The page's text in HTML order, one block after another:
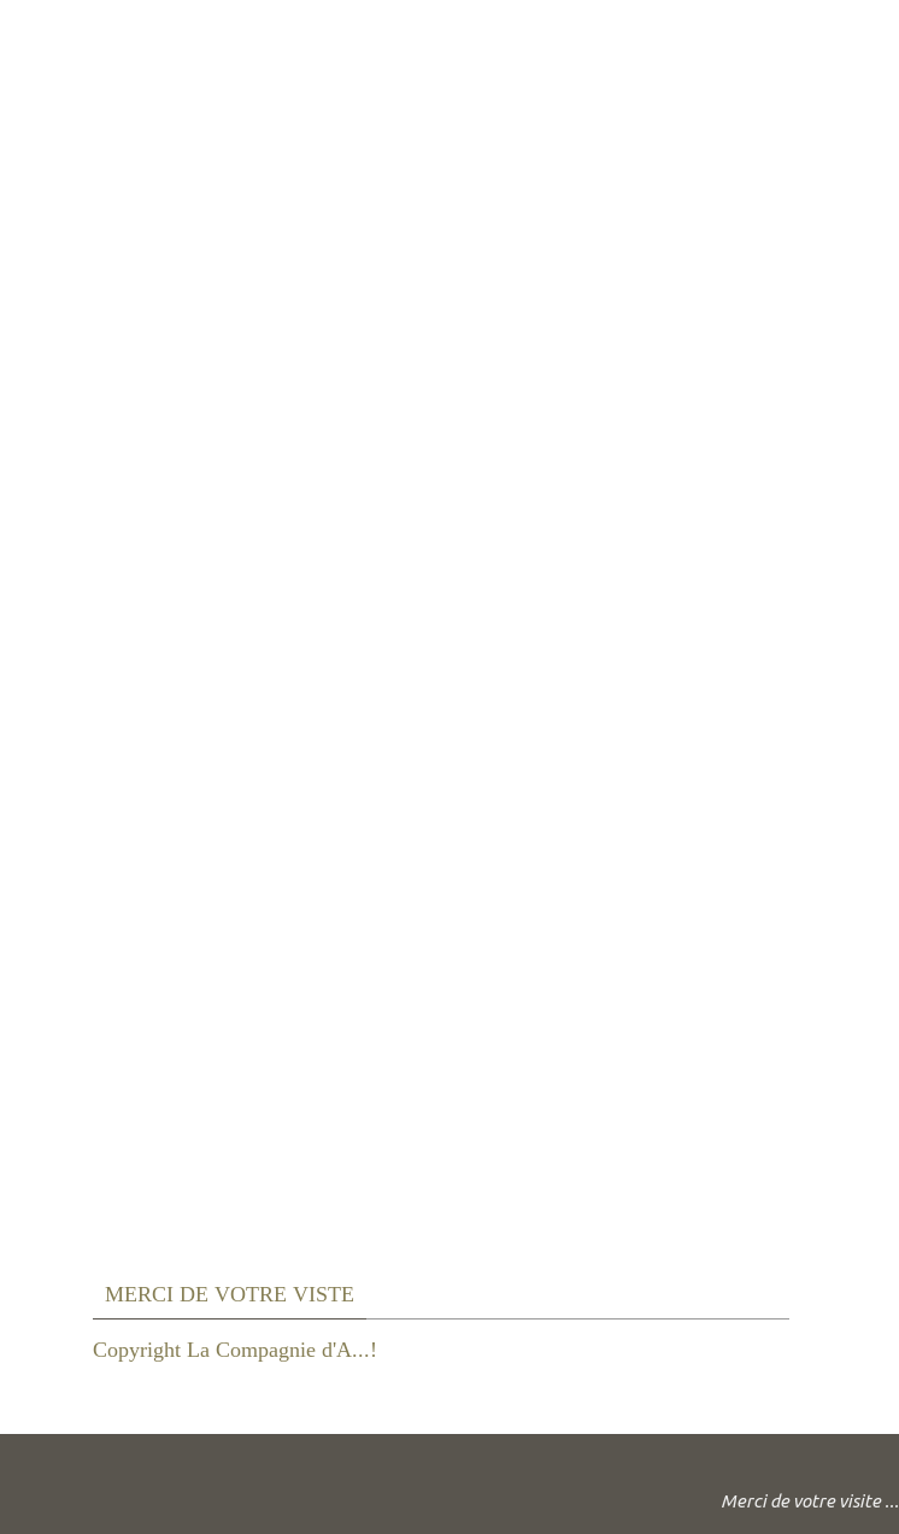
MERCI DE VOTRE VISTE
Copyright La Compagnie d'A...!
Merci de votre visite ...